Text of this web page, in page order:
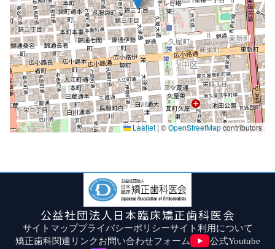
Leaflet | ©OpenStreetMapcontributors
公益社団法人日本臨床矯正歯科医会
サイトマッププライバシーポリシーサイト利用について
矯正歯科関連リンクお問い合わせフォーム 公式Youtube